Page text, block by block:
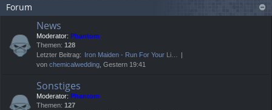
ug
re
e
Forum
News
Moderator: Phantom
Themen: 128
Letzter Beitrag: Iron Maiden - Run For Your Li…
von chemicalwedding , Gestern 19:41
Sonstiges
Moderator: Phantom
Themen: 127